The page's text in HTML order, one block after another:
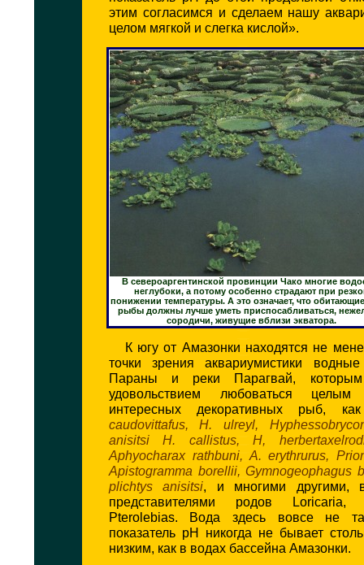
этим согласимся и сделаем нашу
целом мягкой и слегка кислой».
В североаргентинской провинции Чако многие
неглубоки, а потому особенно страдают при
понижении температуры. А это означает, что
рыбы должны лучше уметь приспосабливаться,
сородичи, живущие вблизи экватора.
К югу от Амазонки находятся не
точки зрения аквариумистики
Параны и реки Парагвай,
удовольствием любоваться
интересных декоративных рыб,
caudovittafus, H. ulreyl,
anisitsi H. callistus, H,
Aphyocharax rathbuni, A. erythrurus,
Apistogramma borellii, Gymnogeophagus
plichtys anisitsi , и многими другими,
представителями родов
Pterolebias. Вода здесь вовсе не
показатель рН никогда не бывает
низким, как в водах бассейна Амазонки.